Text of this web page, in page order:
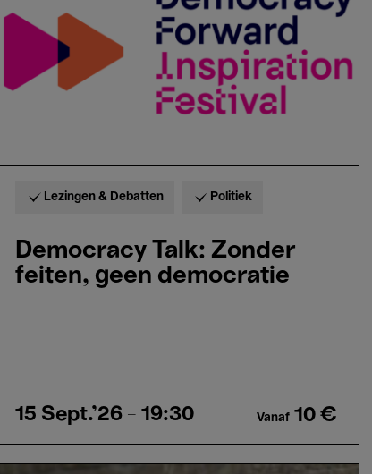
democratie
Lezingen & Debatten Politiek
Democracy Talk: Zonder
feiten, geen democratie
15 Sept.'26 - 19:30 Vanaf 10 €